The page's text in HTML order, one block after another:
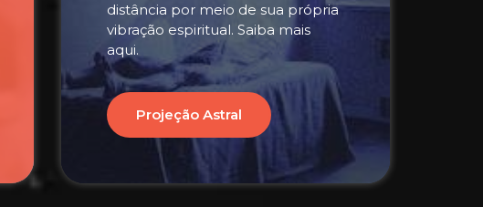
distância por meio de sua própria
vibração espiritual. Saiba mais
aqui.
Projeção Astral